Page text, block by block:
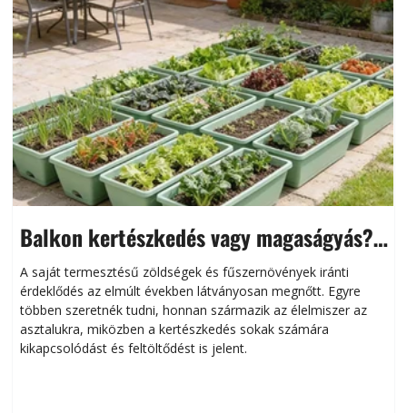
Balkon kertészkedés vagy magaságyás?
Helytakarékos kertészkedés
A saját termesztésű zöldségek és fűszernövények iránti
érdeklődés az elmúlt években látványosan megnőtt. Egyre
többen szeretnék tudni, honnan származik az élelmiszer az
asztalukra, miközben a kertészkedés sokak számára
kikapcsolódást és feltöltődést is jelent.